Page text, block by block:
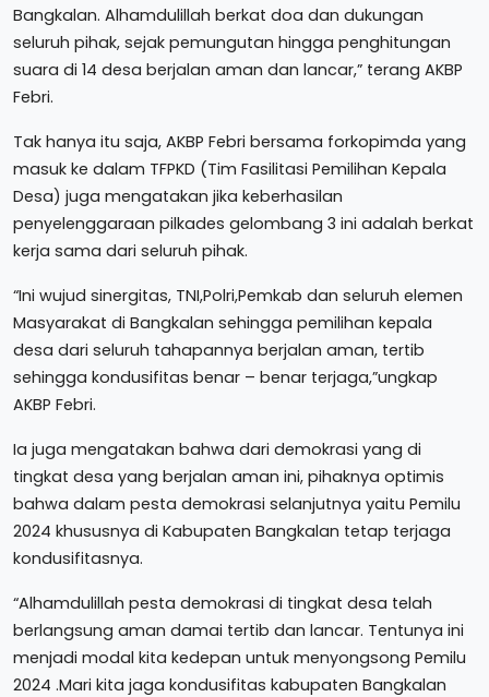
Bangkalan. Alhamdulillah berkat doa dan dukungan
seluruh pihak, sejak pemungutan hingga penghitungan
suara di 14 desa berjalan aman dan lancar,” terang AKBP
Febri.
Tak hanya itu saja, AKBP Febri bersama forkopimda yang
masuk ke dalam TFPKD (Tim Fasilitasi Pemilihan Kepala
Desa) juga mengatakan jika keberhasilan
penyelenggaraan pilkades gelombang 3 ini adalah berkat
kerja sama dari seluruh pihak.
“Ini wujud sinergitas, TNI,Polri,Pemkab dan seluruh elemen
Masyarakat di Bangkalan sehingga pemilihan kepala
desa dari seluruh tahapannya berjalan aman, tertib
sehingga kondusifitas benar – benar terjaga,”ungkap
AKBP Febri.
Ia juga mengatakan bahwa dari demokrasi yang di
tingkat desa yang berjalan aman ini, pihaknya optimis
bahwa dalam pesta demokrasi selanjutnya yaitu Pemilu
2024 khususnya di Kabupaten Bangkalan tetap terjaga
kondusifitasnya.
“Alhamdulillah pesta demokrasi di tingkat desa telah
berlangsung aman damai tertib dan lancar. Tentunya ini
menjadi modal kita kedepan untuk menyongsong Pemilu
2024 .Mari kita jaga kondusifitas kabupaten Bangkalan